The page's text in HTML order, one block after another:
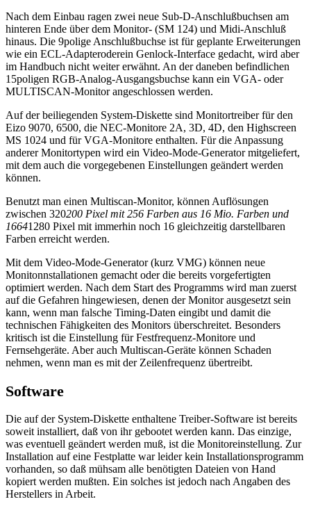
Nach dem Einbau ragen zwei neue Sub-D-Anschlußbuchsen am
hinteren Ende über dem Monitor- (SM 124) und Midi-Anschluß
hinaus. Die 9polige Anschlußbuchse ist für geplante Erweiterungen
wie ein ECL-Adapteroderein Genlock-Interface gedacht, wird aber
im Handbuch nicht weiter erwähnt. An der daneben befindlichen
15poligen RGB-Analog-Ausgangsbuchse kann ein VGA- oder
MULTISCAN-Monitor angeschlossen werden.
Auf der beiliegenden System-Diskette sind Monitortreiber für den
Eizo 9070, 6500, die NEC-Monitore 2A, 3D, 4D, den Highscreen
MS 1024 und für VGA-Monitore enthalten. Für die Anpassung
anderer Monitortypen wird ein Video-Mode-Generator mitgeliefert,
mit dem auch die vorgegebenen Einstellungen geändert werden
können.
Benutzt man einen Multiscan-Monitor, können Auflösungen
zwischen 320200 Pixel mit 256 Farben aus 16 Mio. Farben und
16641280 Pixel mit immerhin noch 16 gleichzeitig darstellbaren
Farben erreicht werden.
Mit dem Video-Mode-Generator (kurz VMG) können neue
Monitonnstallationen gemacht oder die bereits vorgefertigten
optimiert werden. Nach dem Start des Programms wird man zuerst
auf die Gefahren hingewiesen, denen der Monitor ausgesetzt sein
kann, wenn man falsche Timing-Daten eingibt und damit die
technischen Fähigkeiten des Monitors überschreitet. Besonders
kritisch ist die Einstellung für Festfrequenz-Monitore und
Fernsehgeräte. Aber auch Multiscan-Geräte können Schaden
nehmen, wenn man es mit der Zeilenfrequenz übertreibt.
Software
Die auf der System-Diskette enthaltene Treiber-Software ist bereits
soweit installiert, daß von ihr gebootet werden kann. Das einzige,
was eventuell geändert werden muß, ist die Monitoreinstellung. Zur
Installation auf eine Festplatte war leider kein Installationsprogramm
vorhanden, so daß mühsam alle benötigten Dateien von Hand
kopiert werden mußten. Ein solches ist jedoch nach Angaben des
Herstellers in Arbeit.